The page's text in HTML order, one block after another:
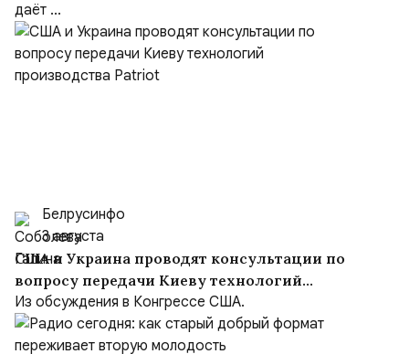
даёт ...
Белрусинфо
3 августа
США и Украина проводят консультации по
вопросу передачи Киеву технологий
производства Patriot
Из обсуждения в Конгрессе США.